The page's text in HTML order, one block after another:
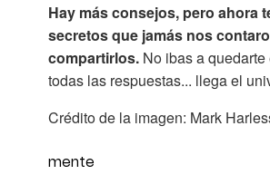
Hay más consejos, pero ahora
secretos que jamás nos
compartirlos. No ibas a
todas las respuestas... llega el
Crédito de la imagen: Mark
mente